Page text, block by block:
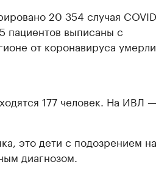
20 354 случая
пациентов выписаны с
от коронавируса
177 человек. На ИВЛ
это дети с подозрением на
диагнозом.